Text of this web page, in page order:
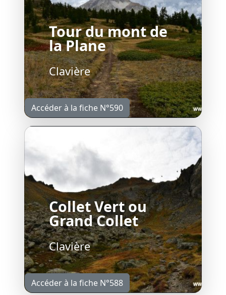
Tour du mont de
la Plane
Clavière
Accéder à la fiche N°590
Collet Vert ou
Grand Collet
Clavière
Accéder à la fiche N°588